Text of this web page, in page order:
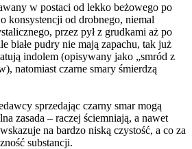
w postaci od lekko beżowego po
konsystencji od drobnego, niemal
przez pył z grudkami aż po
białe pudry nie mają zapachu, tak już
indolem (opisywany jako „smród z
natomiast czarne smary śmierdzą
sprzedając czarny smar mogą
zasada – raczej ściemniają, a nawet
na bardzo niską czystość, a co za
substancji.